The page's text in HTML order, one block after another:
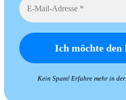
Kein Spam! Erfahre mehr in der